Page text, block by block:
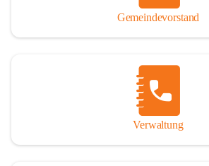
Gemeindevorstand
Verwaltung